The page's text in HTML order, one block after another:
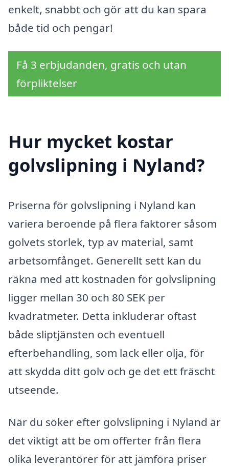
enkelt, snabbt och gör att du kan spara
både tid och pengar!
Få 3 erbjudanden, gratis och utan
förpliktelser
Hur mycket kostar
golvslipning i Nyland?
Priserna för golvslipning i Nyland kan
variera beroende på flera faktorer såsom
golvets storlek, typ av material, samt
arbetsomfånget. Generellt sett kan du
räkna med att kostnaden för golvslipning
ligger mellan 30 och 80 SEK per
kvadratmeter. Detta inkluderar oftast
både sliptjänsten och eventuell
efterbehandling, som lack eller olja, för
att skydda ditt golv och ge det ett fräscht
utseende.
När du söker efter golvslipning i Nyland är
det viktigt att be om offerter från flera
olika leverantörer för att jämföra priser